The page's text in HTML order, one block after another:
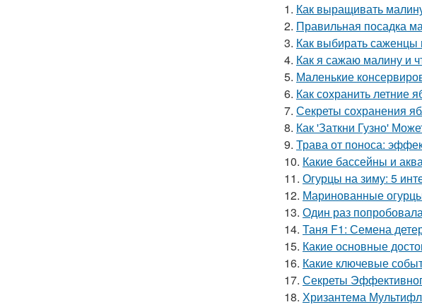
1. Как выращивать
2. Правильная посадка
3. Как выбирать
4. Как я сажаю малину и
5. Маленькие
6. Как сохранить летние
7. Секреты сохранения
8. Как 'Заткни Гузно'
9. Трава от поноса:
10. Какие бассейны и
11. Огурцы на зиму: 5
12. Маринованные
13. Один раз
14. Таня F1: Семена
15. Какие основные
16. Какие ключевые
17. Секреты
18. Хризантема